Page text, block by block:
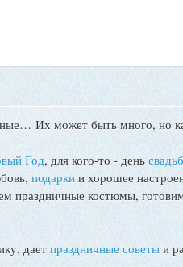
Их может быть много, но
Год, для кого-то - день
подарки и хорошее
праздничные костюмы,
даетпраздничные советыи